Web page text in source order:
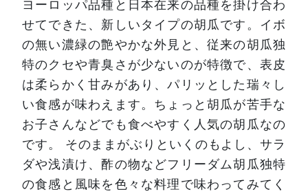
ヨーロッパ品種と日本在来の品種を掛け合わ
せてできた、新しいタイプの胡瓜です。イボ
の無い濃緑の艶やかな外見と、従来の胡瓜独
特のクセや青臭さが少ないのが特徴で、表皮
は柔らかく甘みがあり、パリッとした瑞々し
い食感が味わえます。ちょっと胡瓜が苦手な
お子さんなどでも食べやすく人気の胡瓜なの
です。
そのままがぶりといくのもよし、サラ
ダや浅漬け、酢の物などフリーダム胡瓜独特
の食感と風味を色々な料理で味わってみてく